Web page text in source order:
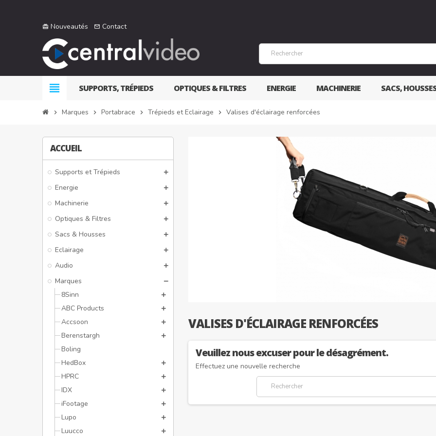
card_giftcard Nouveautés mail_outline Contact
view_headline SUPPORTS, TRÉPIEDS OPTIQUES & FILTRES ENERGIE MACHINERIE SACS,
chevron_right Marques chevron_right Portabrace chevron_right Trépieds et Eclairage chevron_right Valises d'éclairage renforcées
ACCUEIL
Supports et Trépieds
Energie
Machinerie
Optiques & Filtres
Sacs & Housses
Eclairage
Audio
Marques
8Sinn
ABC Products
Accsoon
Berenstargh
Boling
HedBox
HPRC
IDX
iFootage
Lupo
Luucco
VALISES D'ÉCLAIRAGE RENFORCÉES
Veuillez nous excuser pour le désagrément.
Effectuez une nouvelle recherche